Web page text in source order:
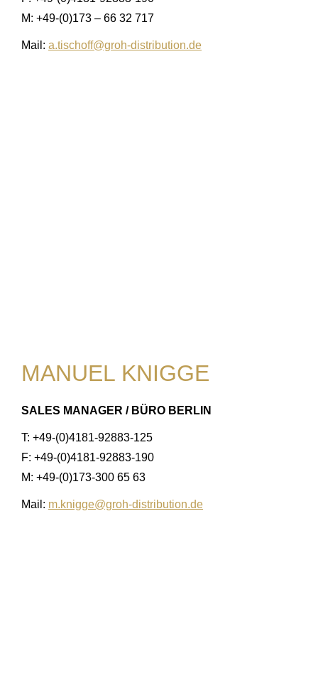
M: +49-(0)173 – 66 32 717
Mail: a.tischoff@groh-distribution.de
MANUEL KNIGGE
SALES MANAGER / BÜRO BERLIN
T: +49-(0)4181-92883-125
F: +49-(0)4181-92883-190
M: +49-(0)173-300 65 63
Mail: m.knigge@groh-distribution.de